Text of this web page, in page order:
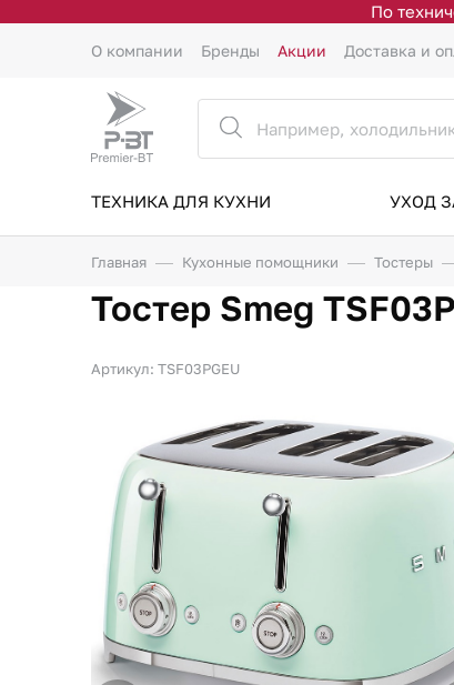
По
О компании Бренды Акции Доставка и
ТЕХНИКА ДЛЯ КУХНИ УХОД
Главная Кухонные помощники Тостеры
Тостер Smeg
Артикул: TSF03PGEU